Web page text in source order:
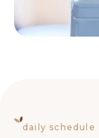
daily schedule